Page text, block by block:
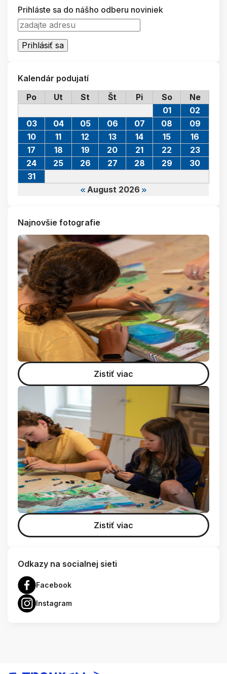
Prihláste sa do nášho odberu noviniek
Kalendár podujatí
Po
Ut St Št Pi So Ne
August 2026
01
02
03
04 05 06 07 08
09
10
11 12 13 14 15
16
17
18 19 20 21 22
23
24
25 26 27 28 29
30
31
Najnovšie fotografie
Zistiť viac
Zistiť viac
Odkazy na socialnej sieti
Facebook
Instagram